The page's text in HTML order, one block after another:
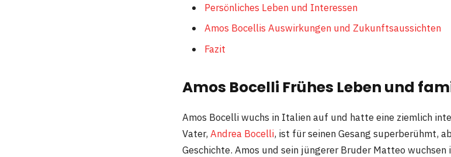
Persönliches Leben und Interessen
Amos Bocellis Auswirkungen und Zukunftsaussichten
Fazit
Amos Bocelli Frühes Leben und
Amos Bocelli wuchs in Italien auf und hatte eine ziemlich
Vater, Andrea Bocelli, ist für seinen Gesang superberühmt,
Geschichte. Amos und sein jüngerer Bruder Matteo wuchsen